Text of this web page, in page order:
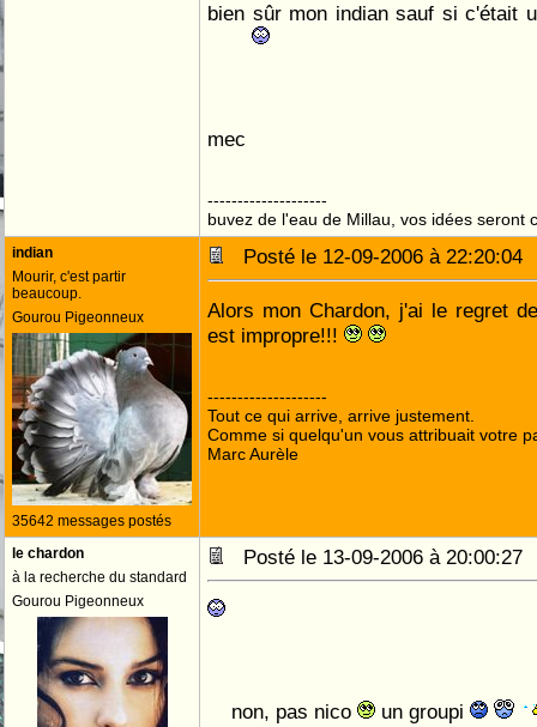
bien sûr mon indian sauf si c'était
mec
--------------------
buvez de l'eau de Millau, vos idées seront
indian
Mourir, c'est partir
beaucoup.
Gourou Pigeonneux
35642 messages postés
Posté le 12-09-2006 à
Alors mon Chardon, j'ai le regret
est impropre!!!
--------------------
Tout ce qui arrive, arrive justement.
Comme si quelqu'un vous attribuait votre
Marc Aurèle
le chardon
à la recherche du standard
Gourou Pigeonneux
Posté le 13-09-2006 à
non, pas nico un groupi